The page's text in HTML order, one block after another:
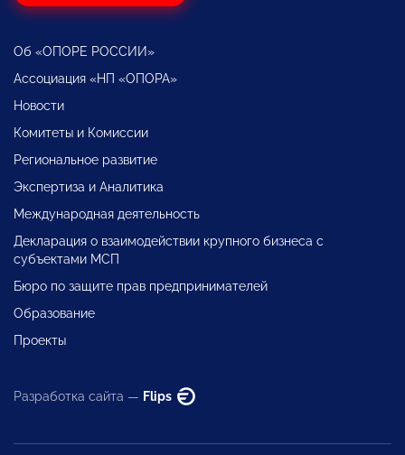
Об «ОПОРЕ РОССИИ»
Ассоциация «НП «ОПОРА»
Новости
Комитеты и Комиссии
Региональное развитие
Экспертиза и Аналитика
Международная деятельность
Декларация о взаимодействии крупного бизнеса с
субъектами МСП
Бюро по защите прав предпринимателей
Образование
Проекты
Разработка сайта — Flips